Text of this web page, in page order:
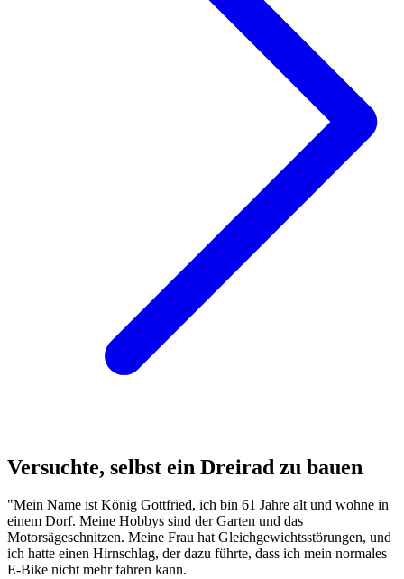
Versuchte, selbst ein Dreirad zu bauen
"Mein Name ist König Gottfried, ich bin 61 Jahre alt und wohne in
einem Dorf. Meine Hobbys sind der Garten und das
Motorsägeschnitzen. Meine Frau hat Gleichgewichtsstörungen, und
ich hatte einen Hirnschlag, der dazu führte, dass ich mein normales
E-Bike nicht mehr fahren kann.